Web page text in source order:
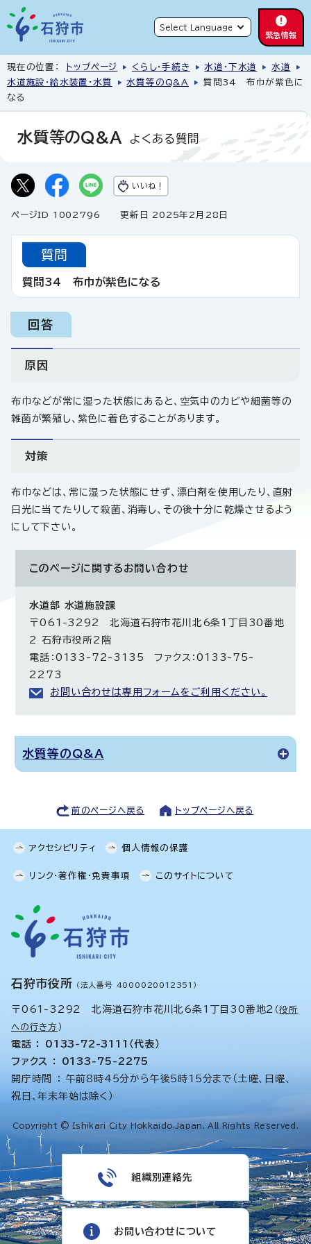
緊急情報
現在の位置： トップページ くらし・手続き 水道・下水道
水道
水道施設・給水装置・水質
水質等のQ&A
質問34 布巾が紫色に
なる
水質等のQ&A よくある質問
いいね！
ページID 1002796 更新日 2025年2月28日
質問
質問34 布巾が紫色になる
回答
原因
布巾などが常に湿った状態にあると、空気中のカビや細菌等の
雑菌が繁殖し、紫色に着色することがあります。
対策
布巾などは、常に湿った状態にせず、漂白剤を使用したり、直射
日光に当てたりして殺菌、消毒し、その後十分に乾燥させるよう
にして下さい。
このページに関する お問い合わせ
水道部 水道施設課
〒061-3292 北海道石狩市花川北6条1丁目30番地
2 石狩市役所2階
電話：0133-72-3135 ファクス：0133-75-
2273
お問い合わせは専用フォームをご利用ください。
水質等のQ&A
前のページへ戻る トップページへ戻る
アクセシビリティ 個人情報の保護
リンク・著作権・免責事項 このサイトについて
石狩市役所 （法人番号 4000020012351）
〒061-3292 北海道石狩市花川北6条1丁目30番地2 （役所
への行き方 ）
電話 ： 0133-72-3111（代表）
ファクス ： 0133-75-2275
開庁時間 ： 午前8時45分から午後5時15分まで（土曜、日曜、
祝日、年末年始は除く）
Copyright © Ishikari City Hokkaido,Japan. All Rights Reserved.
組織別連絡先
お問い合わせについて